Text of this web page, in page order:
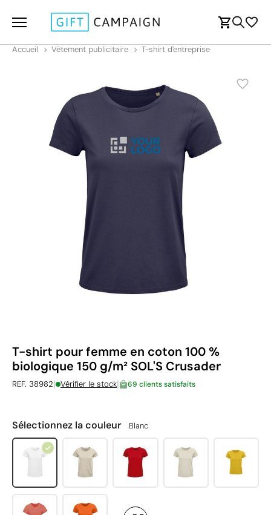
Accueil Vêtement publicitaire T-shirt d'entreprise
T-shirt pour femme en coton 100 %
biologique 150 g/m² SOL'S Crusader
REF. 38982| Vérifier le stock| 69 clients satisfaits
Sélectionnez la couleur Blanc